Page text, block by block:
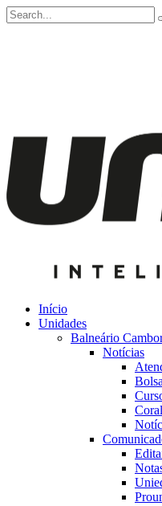
Início
Unidades
Balneário
Notícias